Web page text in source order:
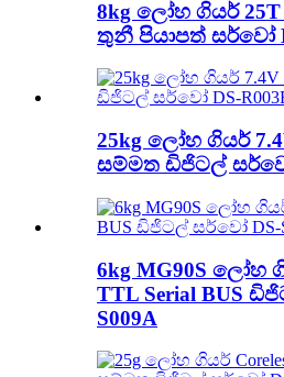
8kg ලෝහ ගියර්
තුනී පියාපත් සර්වෝ
25kg ලෝහ ගියර්
සම්මත ඩිජිටල් සර්වෝ
6kg MG90S ලෝහ
TTL Serial BUS
S009A